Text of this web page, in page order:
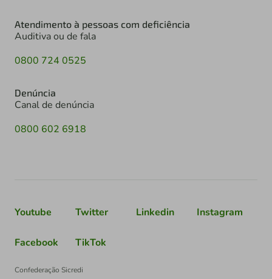
Atendimento à pessoas com deficiência
Auditiva ou de fala
0800 724 0525
Denúncia
Canal de denúncia
0800 602 6918
Youtube Twitter Linkedin Instagram
Facebook TikTok
Confederação Sicredi